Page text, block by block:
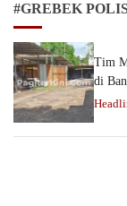
#GREBEK
Tim
di